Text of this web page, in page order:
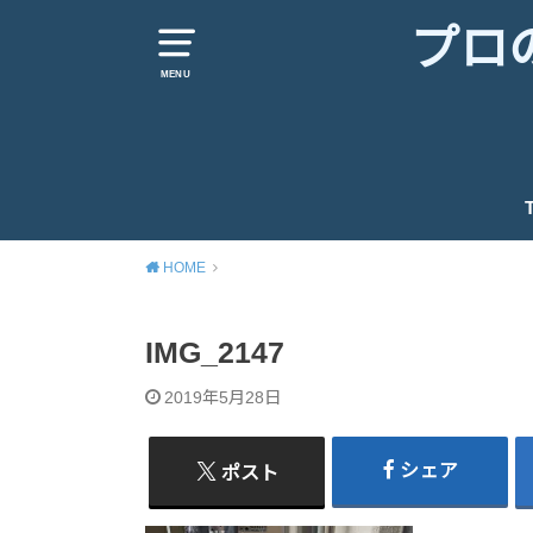
MENU プロ
HOME
IMG_2147
2019年5月28日
ポスト シェア